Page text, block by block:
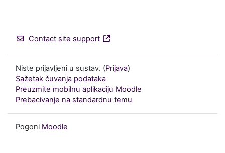
Contact site support
Niste prijavljeni u sustav. (Prijava)
Sažetak čuvanja podataka
Preuzmite mobilnu aplikaciju Moodle
Prebacivanje na standardnu temu
Pogoni Moodle